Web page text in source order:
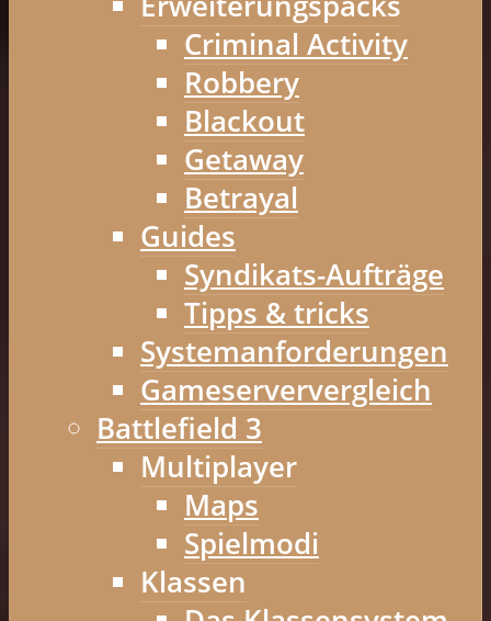
Criminal Activity
Robbery
Blackout
Getaway
Betrayal
Guides
Syndikats-Aufträge
Tipps & tricks
Systemanforderungen
Gameserververgleich
Battlefield 3
Multiplayer
Maps
Spielmodi
Klassen